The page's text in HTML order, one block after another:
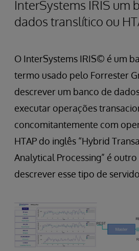
InterSystems IRIS um
dados translítico ou
O InterSystems IRIS© é um
termo usado pelo Forrester
descrever um banco de
executar operações
concomitantemente com
HTAP do inglês “Hybrid
Analytical Processing” é
descrever esse tipo de